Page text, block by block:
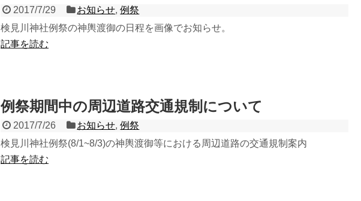
2017/7/29 お知らせ,例祭
検見川神社例祭の神輿渡御の日程を画像でお知らせ。
記事を読む
例祭期間中の周辺道路交通規制について
2017/7/26 お知らせ,例祭
検見川神社例祭(8/1~8/3)の神輿渡御等における周辺道路の交通規制案内
記事を読む